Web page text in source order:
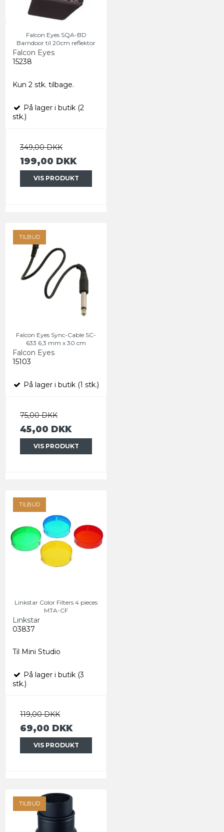
Falcon Eyes SQA-BD
Barndoor til 20cm reflektor
Falcon Eyes
15238
Kun 2 stk. tilbage.
På lager i butik (2
stk.)
349,00 DKK
199,00 DKK
VIS PRODUKT
TILBUD
Falcon Eyes Sync-Cable SC-
633 6,3 mm x 30 cm
Falcon Eyes
15103
På lager i butik (1 stk.)
75,00 DKK
45,00 DKK
VIS PRODUKT
TILBUD
Linkstar Color Filters 4 pieces
MTA-CF
Linkstar
03837
Til Mini Studio
På lager i butik (3
stk.)
119,00 DKK
69,00 DKK
VIS PRODUKT
TILBUD